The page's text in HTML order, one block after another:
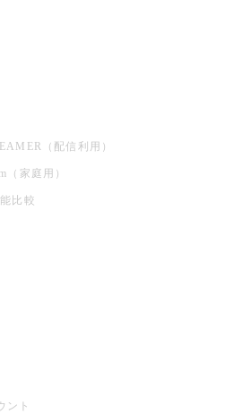
（配信利用）
家庭用）
比較
ント